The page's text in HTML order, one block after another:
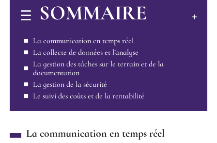
SOMMAIRE
La communication en temps réel
La collecte de données et l’analyse
La gestion des tâches sur le terrain et de la
documentation
La gestion de la sécurité
Le suivi des coûts et de la rentabilité
La communication en temps réel